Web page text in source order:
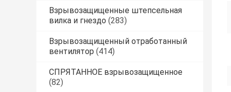
Взрывозащищенные штепсельная
вилка и гнездо (283)
Взрывозащищенный отработанный
вентилятор (414)
СПРЯТАННОЕ взрывозащищенное
(82)